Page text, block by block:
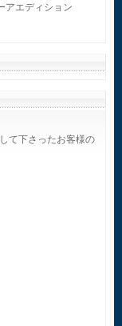
アエディション
て下さったお客様の